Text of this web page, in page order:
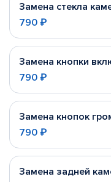
Замена стекла
790 ₽
Замена кнопки
790 ₽
Замена кнопок
790 ₽
Замена задней